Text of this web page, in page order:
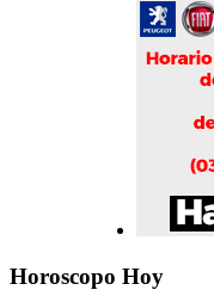
Horoscopo Hoy